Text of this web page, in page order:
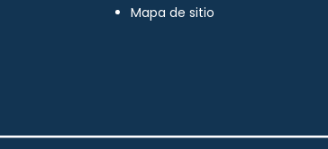
Mapa de sitio